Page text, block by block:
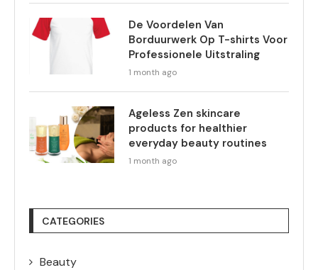
De Voordelen Van
Borduurwerk Op T-shirts Voor
Professionele Uitstraling
1 month ago
Ageless Zen skincare
products for healthier
everyday beauty routines
1 month ago
CATEGORIES
Beauty